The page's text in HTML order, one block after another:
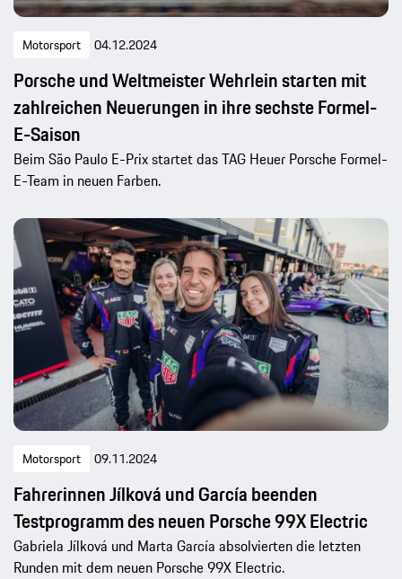
Motorsport 04.12.2024
Porsche und Weltmeister Wehrlein starten mit
zahlreichen Neuerungen in ihre sechste Formel-
E-Saison
Beim São Paulo E-Prix startet das TAG Heuer Porsche Formel-
E-Team in neuen Farben.
Motorsport 09.11.2024
Fahrerinnen Jílková und García beenden
Testprogramm des neuen Porsche 99X Electric
Gabriela Jílková und Marta García absolvierten die letzten
Runden mit dem neuen Porsche 99X Electric.